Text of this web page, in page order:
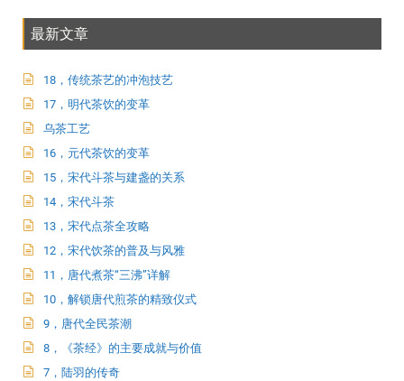
最新文章
18，传统茶艺的冲泡技艺
17，明代茶饮的变革
乌茶工艺
16，元代茶饮的变革
15，宋代斗茶与建盏的关系
14，宋代斗茶
13，宋代点茶全攻略
12，宋代饮茶的普及与风雅
11，唐代煮茶“三沸”详解
10，解锁唐代煎茶的精致仪式
9，唐代全民茶潮
8，《茶经》的主要成就与价值
7，陆羽的传奇